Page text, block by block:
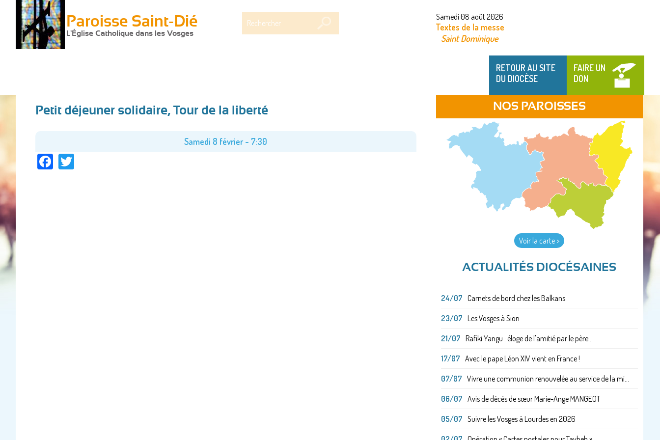
Paroisse Saint-Dié
L'Église Catholique dans les Vosges
Samedi 08 août 2026
Textes de la messe
Saint Dominique
RETOUR AU SITE
DU DIOCÈSE
FAIRE UN
DON
ici
Petit déjeuner solidaire, Tour de la liberté
Samedi 8 février - 7:30
Facebook
NOS PAROISSES
Voir la carte >
ACTUALITÉS DIOCÉSAINES
24/07 Carnets de bord chez les Balkans
23/07 Les Vosges à Sion
21/07 Rafiki Yangu : éloge de l'amitié par le père...
17/07 Avec le pape Léon XIV vient en France !
07/07 Vivre une communion renouvelée au service de la mi...
06/07 Avis de décès de sœur Marie-Ange MANGEOT
05/07 Suivre les Vosges à Lourdes en 2026